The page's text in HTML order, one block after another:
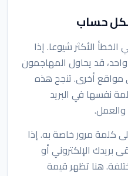
حساب
الأكثر شيوعا. إذا
قد يحاول المهاجمون
مواقع أخرى. تنجح هذه
نفسها في البريد
والعمل.
كلمة مرور خاصة به. إذا
الإلكتروني أو
هنا تظهر قيمة